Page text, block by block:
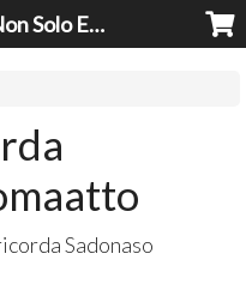
Bioprofumeria Non Solo Essenze
Sadonaso